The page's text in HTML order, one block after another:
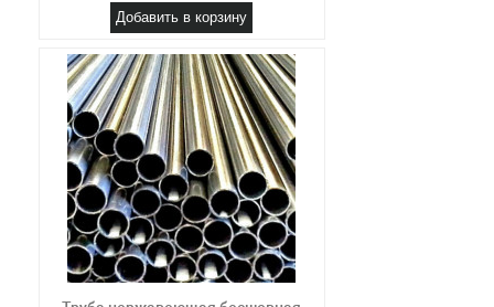
Добавить в корзину